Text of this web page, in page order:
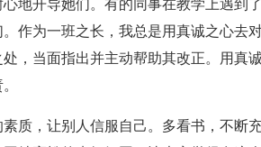
地开导她们。有的同事在教学上遇到
作为一班之长，我总是用真诚之心去
，当面指出并主动帮助其改正。用真
质，让别人信服自己。多看书，不断